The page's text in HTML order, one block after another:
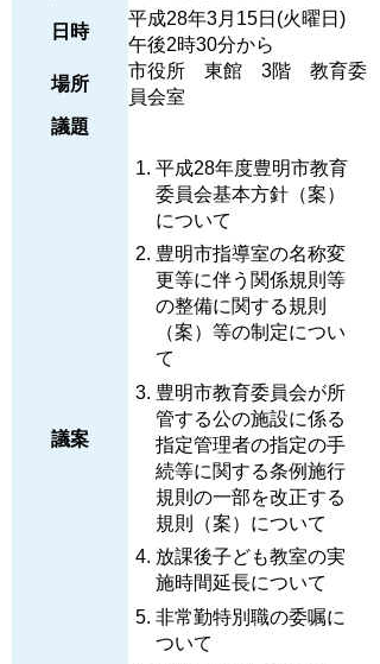
日時
平成28年3月15日(火曜日)
午後2時30分から
場所
市役所 東館 3階 教育委
員会室
議題
議案
平成28年度豊明市教育
委員会基本方針（案）
について
豊明市指導室の名称変
更等に伴う関係規則等
の整備に関する規則
（案）等の制定につい
て
豊明市教育委員会が所
管する公の施設に係る
指定管理者の指定の手
続等に関する条例施行
規則の一部を改正する
規則（案）について
放課後子ども教室の実
施時間延長について
非常勤特別職の委嘱に
ついて